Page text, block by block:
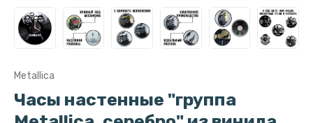
Metallica
Часы настенные "группа